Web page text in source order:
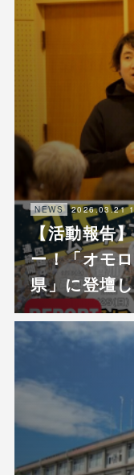
NEWS 2026.03.21
【活動報告
ー！「オモ
県」に登壇